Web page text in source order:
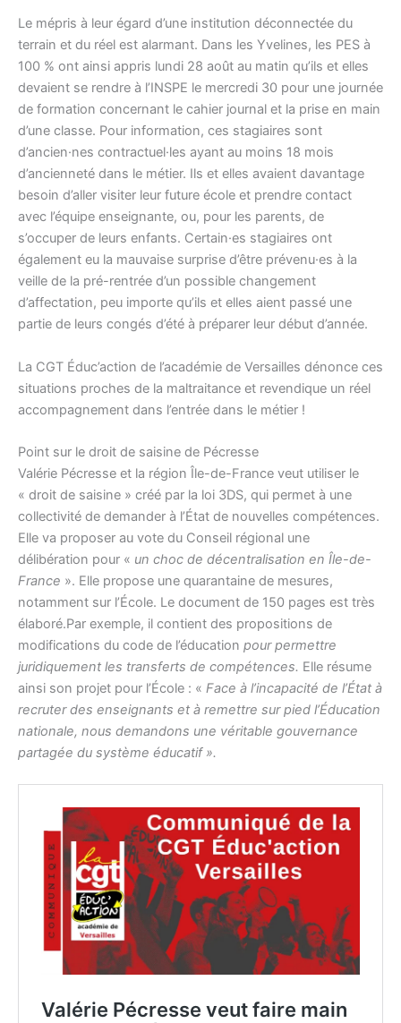
Le mépris à leur égard d’une institution déconnectée du
terrain et du réel est alarmant. Dans les Yvelines, les PES à
100 % ont ainsi appris lundi 28 août au matin qu’ils et elles
devaient se rendre à l’INSPE le mercredi 30 pour une journée
de formation concernant le cahier journal et la prise en main
d’une classe. Pour information, ces stagiaires sont
d’ancien·nes contractuel·les ayant au moins 18 mois
d’ancienneté dans le métier. Ils et elles avaient davantage
besoin d’aller visiter leur future école et prendre contact
avec l’équipe enseignante, ou, pour les parents, de
s’occuper de leurs enfants. Certain·es stagiaires ont
également eu la mauvaise surprise d’être prévenu·es à la
veille de la pré-rentrée d’un possible changement
d’affectation, peu importe qu’ils et elles aient passé une
partie de leurs congés d’été à préparer leur début d’année.
La CGT Éduc’action de l’académie de Versailles dénonce ces
situations proches de la maltraitance et revendique un réel
accompagnement dans l’entrée dans le métier !
Point sur le droit de saisine de Pécresse
Valérie Pécresse et la région Île-de-France veut utiliser le
« droit de saisine » créé par la loi 3DS, qui permet à une
collectivité de demander à l’État de nouvelles compétences.
Elle va proposer au vote du Conseil régional une
délibération pour « un choc de décentralisation en Île-de-
France ». Elle propose une quarantaine de mesures,
notamment sur l’École. Le document de 150 pages est très
élaboré.Par exemple, il contient des propositions de
modifications du code de l’éducation pour permettre
juridiquement les transferts de compétences. Elle résume
ainsi son projet pour l’École : « Face à l’incapacité de l’État à
recruter des enseignants et à remettre sur pied l’Éducation
nationale, nous demandons une véritable gouvernance
partagée du système éducatif ».